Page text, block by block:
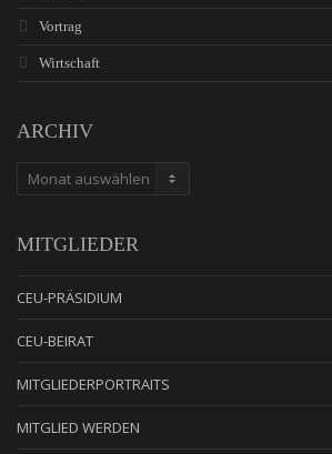
Vortrag
Wirtschaft
ARCHIV
ARCHIV
MITGLIEDER
CEU-PRÄSIDIUM
CEU-BEIRAT
MITGLIEDERPORTRAITS
MITGLIED WERDEN